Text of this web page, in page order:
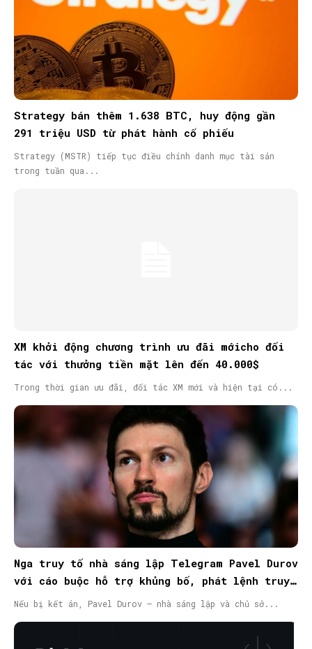
Strategy bán thêm 1.638 BTC, huy động gần
291 triệu USD từ phát hành cổ phiếu
Strategy (MSTR) tiếp tục điều chỉnh danh mục tài sản
trong tuần qua...
XM khởi động chương trình ưu đãi mớicho đối
tác với thưởng tiền mặt lên đến 40.000$
Trong thời gian ưu đãi, đối tác XM mới và hiện tại có...
Nga truy tố nhà sáng lập Telegram Pavel Durov
với cáo buộc hỗ trợ khủng bố, phát lệnh truy
nã quốc tế
Nếu bị kết án, Pavel Durov – nhà sáng lập và chủ sở...